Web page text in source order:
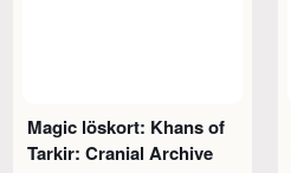
Magic löskort: Khans of
Tarkir: Cranial Archive